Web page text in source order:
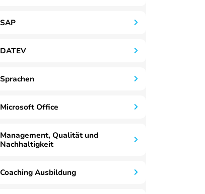
SAP
DATEV
Sprachen
Microsoft Office
Management, Qualität und
Nachhaltigkeit
Coaching Ausbildung